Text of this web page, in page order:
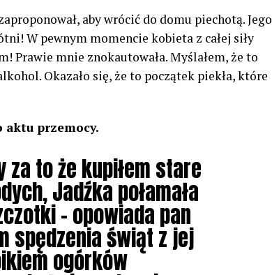
aby wrócić do domu piechotą. Jego
W pewnym momencie kobieta z całej siły
Prawie mnie znokautowała. Myślałem, że to
Okazało się, że to początek piekła, które
aktu przemocy.
za to że kupiłem stare
Jadźka połamała
– opowiada pan
spędzenia świąt z jej
ogórków